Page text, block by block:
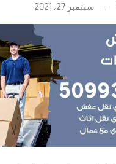
سبتمبر 27, 2021
توجد
تعليقات